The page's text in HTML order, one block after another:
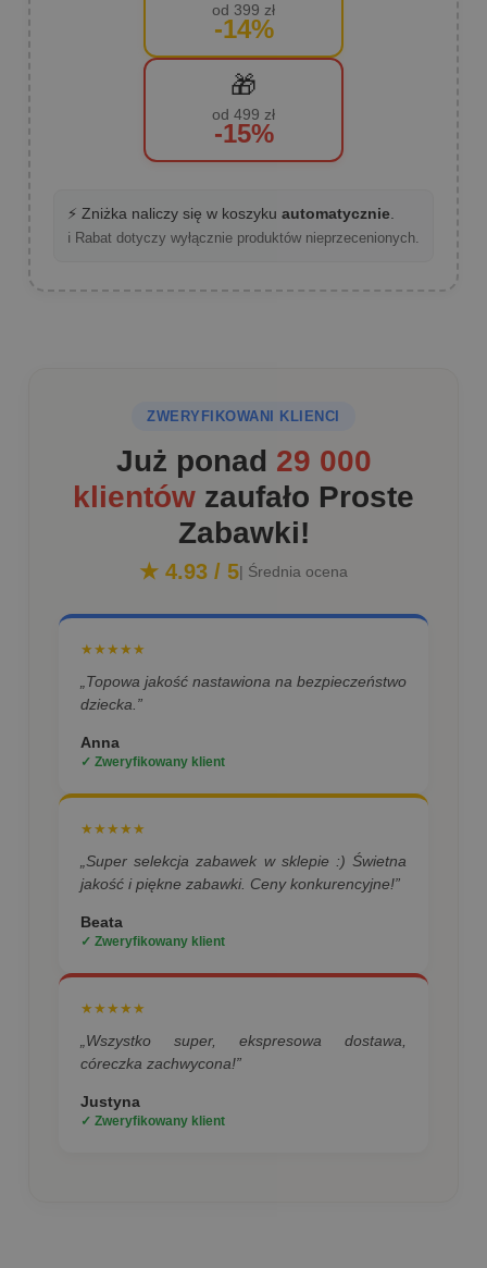
od 399 zł
-14%
🎁
od 499 zł
-15%
⚡ Zniżka naliczy się w koszyku automatycznie
ℹ️ Rabat dotyczy wyłącznie produktów nieprzecenionych.
ZWERYFIKOWANI KLIENCI
Już ponad 29 000
klientów zaufało Proste
Zabawki!
★ 4.93 / 5| Średnia ocena
★★★★★
„Topowa jakość nastawiona na bezpieczeństwo
dziecka.”
Anna
✓ Zweryfikowany klient
★★★★★
„Super selekcja zabawek w sklepie :) Świetna
jakość i piękne zabawki. Ceny konkurencyjne!”
Beata
✓ Zweryfikowany klient
★★★★★
„Wszystko super, ekspresowa dostawa,
córeczka zachwycona!”
Justyna
✓ Zweryfikowany klient